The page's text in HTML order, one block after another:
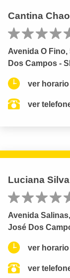
Cantina
Avenida O
Dos Campos -
ver
ver
Luciana
Avenida
José Dos
ver
ver